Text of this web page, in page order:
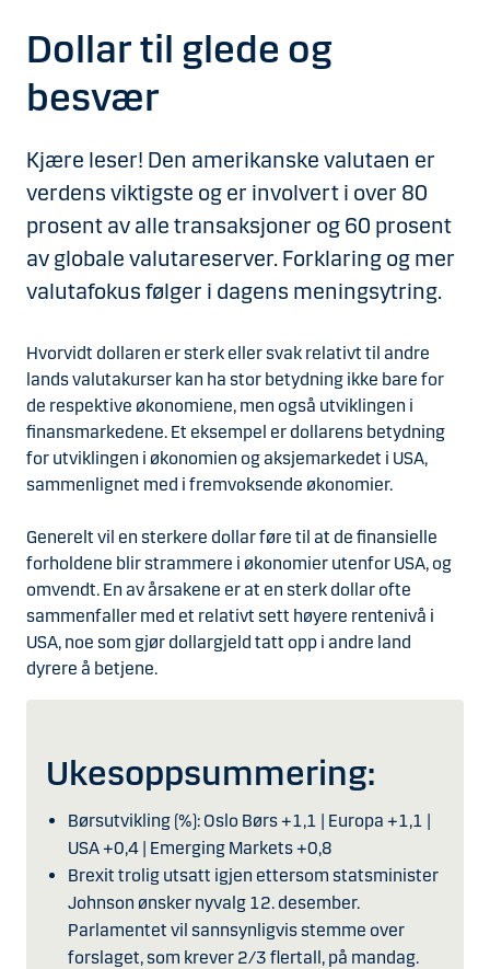
Dollar til glede og
besvær
Kjære leser! Den amerikanske valutaen er
verdens viktigste og er involvert i over 80
prosent av alle transaksjoner og 60 prosent
av globale valutareserver. Forklaring og mer
valutafokus følger i dagens meningsytring.
Hvorvidt dollaren er sterk eller svak relativt til andre
lands valutakurser kan ha stor betydning ikke bare for
de respektive økonomiene, men også utviklingen i
finansmarkedene. Et eksempel er dollarens betydning
for utviklingen i økonomien og aksjemarkedet i USA,
sammenlignet med i fremvoksende økonomier.
Generelt vil en sterkere dollar føre til at de finansielle
forholdene blir strammere i økonomier utenfor USA, og
omvendt. En av årsakene er at en sterk dollar ofte
sammenfaller med et relativt sett høyere rentenivå i
USA, noe som gjør dollargjeld tatt opp i andre land
dyrere å betjene.
Ukesoppsummering:
Børsutvikling (%): Oslo Børs +1,1 | Europa +1,1 |
USA +0,4 | Emerging Markets +0,8
Brexit trolig utsatt igjen ettersom statsminister
Johnson ønsker nyvalg 12. desember.
Parlamentet vil sannsynligvis stemme over
forslaget, som krever 2/3 flertall, på mandag.